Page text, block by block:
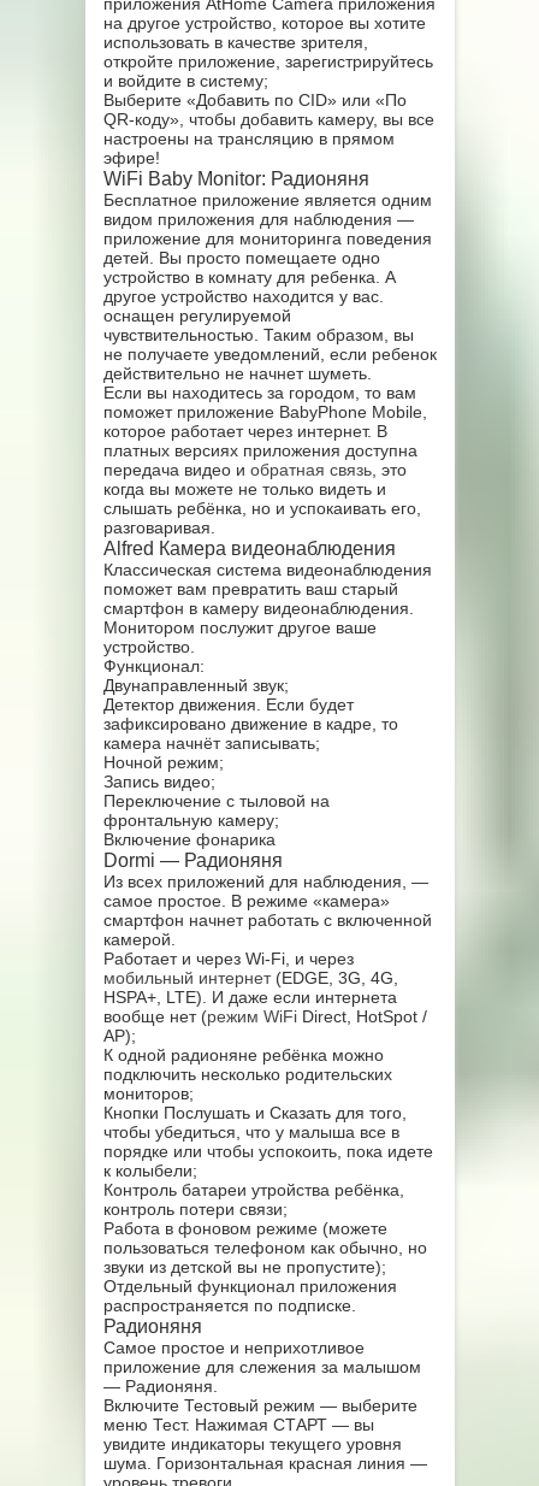
на другое устройство, которое вы хотите
использовать в качестве зрителя,
откройте приложение, зарегистрируйтесь
и войдите в систему;
Выберите «Добавить по CID» или «По
QR-коду», чтобы добавить камеру, вы все
настроены на трансляцию в прямом
эфире!
WiFi Baby Monitor: Радионяня
Бесплатное приложение является одним
видом приложения для наблюдения —
приложение для мониторинга поведения
детей. Вы просто помещаете одно
устройство в комнату для ребенка. А
другое устройство находится у вас.
оснащен регулируемой
чувствительностью. Таким образом, вы
не получаете уведомлений, если ребенок
действительно не начнет шуметь.
Если вы находитесь за городом, то вам
поможет приложение BabyPhone Mobile,
которое работает через интернет. В
платных версиях приложения доступна
передача видео и обратная связь, это
когда вы можете не только видеть и
слышать ребёнка, но и успокаивать его,
разговаривая.
Alfred Камера видеонаблюдения
Классическая система видеонаблюдения
поможет вам превратить ваш старый
смартфон в камеру видеонаблюдения.
Монитором послужит другое ваше
устройство.
Функционал:
Двунаправленный звук;
Детектор движения. Если будет
зафиксировано движение в кадре, то
камера начнёт записывать;
Ночной режим;
Запись видео;
Переключение с тыловой на
фронтальную камеру;
Включение фонарика
Dormi — Радионяня
Из всех приложений для наблюдения, —
самое простое. В режиме «камера»
смартфон начнет работать с включенной
камерой.
Работает и через Wi-Fi, и через
мобильный интернет(EDGE, 3G, 4G,
HSPA+, LTE). И даже если интернета
вообще нет (режим WiFiDirect, HotSpot /
AP);
К одной радионяне ребёнка можно
подключить несколько родительских
мониторов;
Кнопки Послушать и Сказать для того,
чтобы убедиться, что у малыша все в
порядке или чтобы успокоить, пока идете
к колыбели;
Контроль батареи утройства ребёнка,
контроль потери связи;
Работа в фоновом режиме (можете
пользоваться телефоном как обычно, но
звуки из детской вы не пропустите);
Отдельный функционал приложения
распространяется по подписке.
Радионяня
Самое простое и неприхотливое
приложение для слежения за малышом
— Радионяня.
Включите Тестовый режим — выберите
меню Тест. Нажимая СТАРТ — вы
увидите индикаторы текущего уровня
шума. Горизонтальная красная линия —